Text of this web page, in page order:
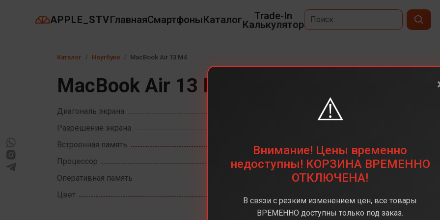
APPLE_STVГлавнаяСмартфоныКаталог Trade-In
Калькулятор
Каталог Ноутбуки MacBook Air 13 M4
MacBook Air 13 M4
Диагональ экрана
Разрешение экрана
Встроенная память
Процессор
Apple M4 10-ядерный
Оперативная память
16 ГБ
Цвет
⚠️
Внимание! Цены временно
недоступны! КОРЗИНА ВРЕМЕННО
ОТКЛЮЧЕНА!
В связи с резким изменением цен, все товары
ВРЕМЕННО доступны только под заказ.